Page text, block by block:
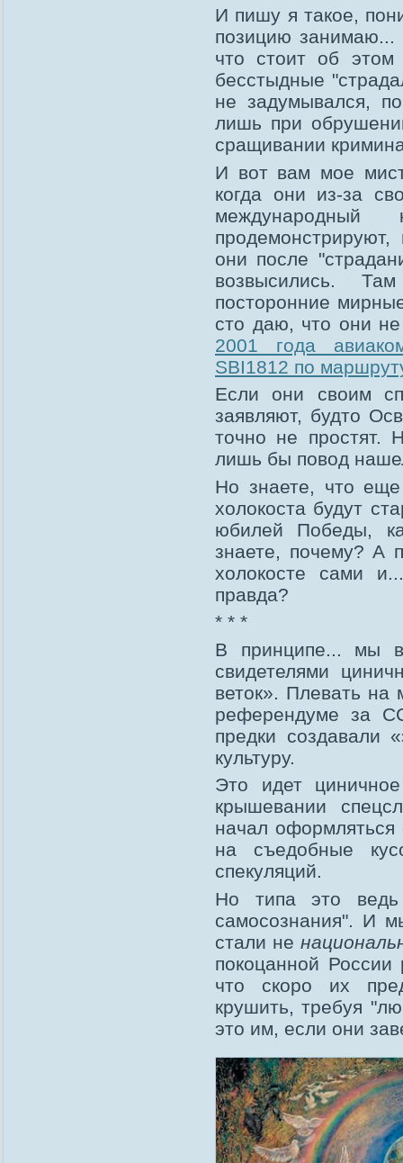
И пишу я такое,
позицию занимаю...
что стоит об этом
бесстыдные
не задумывался,
лишь при
сращивании
И вот вам мое
когда они из-за
они после
возвысились.
посторонние
сто даю, что они
2001 года
SBI1812 по
Если они своим
заявляют, будто
точно не простят.
лишь бы повод
Но знаете, что
холокоста будут
юбилей Победы,
знаете, почему? А
холокосте сами
правда?
* * *
В принципе... мы
свидетелями
веток». Плевать на
референдуме за
предки создавали
культуру.
Это идет
крышевании
начал
на съедобные
спекуляций.
Но типа это
самосознания". И
стали не
покоцанной России
что скоро их
крушить, требуя
это им, если они